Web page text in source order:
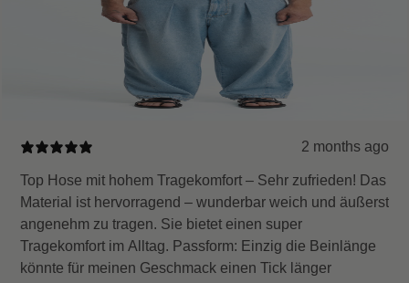
2 months ago
Top Hose mit hohem Tragekomfort – Sehr zufrieden! Das
Material ist hervorragend – wunderbar weich und äußerst
angenehm zu tragen. Sie bietet einen super
Tragekomfort im Alltag. Passform: Einzig die Beinlänge
könnte für meinen Geschmack einen Tick länger